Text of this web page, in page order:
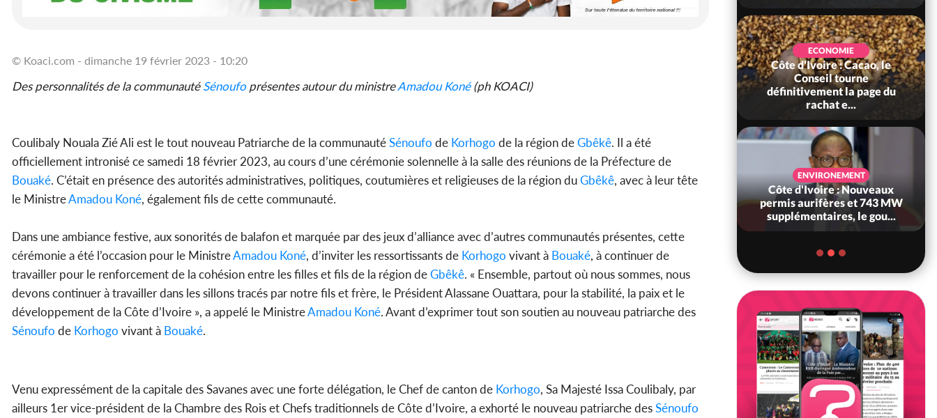
© Koaci.com - dimanche 19 février 2023 - 10:20
Des personnalités de la communautéSénoufoprésentes autour du ministreAmadou Koné(ph KOACI)
Coulibaly Nouala Zié Ali est le tout nouveau Patriarche de la communautéSénoufo de Korhogo de la région deGbêkê. Il a été
officiellement intronisé ce samedi 18 février 2023, au cours d’une cérémonie solennelle à la salle des réunions de la Préfecture de
Bouaké. C’était en présence des autorités administratives, politiques, coutumières et religieuses de la région duGbêkê, avec à leur tête
le MinistreAmadou Koné, également fils de cette communauté.
Dans une ambiance festive, aux sonorités de balafon et marquée par des jeux d’alliance avec d’autres communautés présentes, cette
cérémonie a été l’occasion pour le MinistreAmadou Koné, d’inviter les ressortissants de Korhogo vivant à Bouaké, à continuer de
travailler pour le renforcement de la cohésion entre les filles et fils de la région deGbêkê. « Ensemble, partout où nous sommes, nous
devons continuer à travailler dans les sillons tracés par notre fils et frère, le Président Alassane Ouattara, pour la stabilité, la paix et le
développement de la Côte d’Ivoire », a appelé le MinistreAmadou Koné. Avant d’exprimer tout son soutien au nouveau patriarche des
Sénoufo de Korhogo vivant à Bouaké.
Venu expressément de la capitale des Savanes avec une forte délégation, le Chef de canton de Korhogo, Sa Majesté Issa Coulibaly, par
ailleurs 1er vice-président de la Chambre des Rois et Chefs traditionnels de Côte d’Ivoire, a exhorté le nouveau patriarche desSénoufo
SANTÉ
Côte d'Ivoire : Réforme
ECONOMIE
Côte d'Ivoire : Cacao, le
Conseil tourne
définitivement la page du
rachat e...
ENVIRONEMENT
Côte d'Ivoire : Nouveaux
permis aurifères et 743 MW
supplémentaires, le gou...